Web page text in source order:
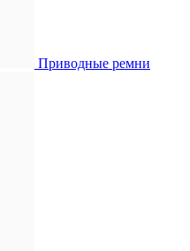
Приводные ремни